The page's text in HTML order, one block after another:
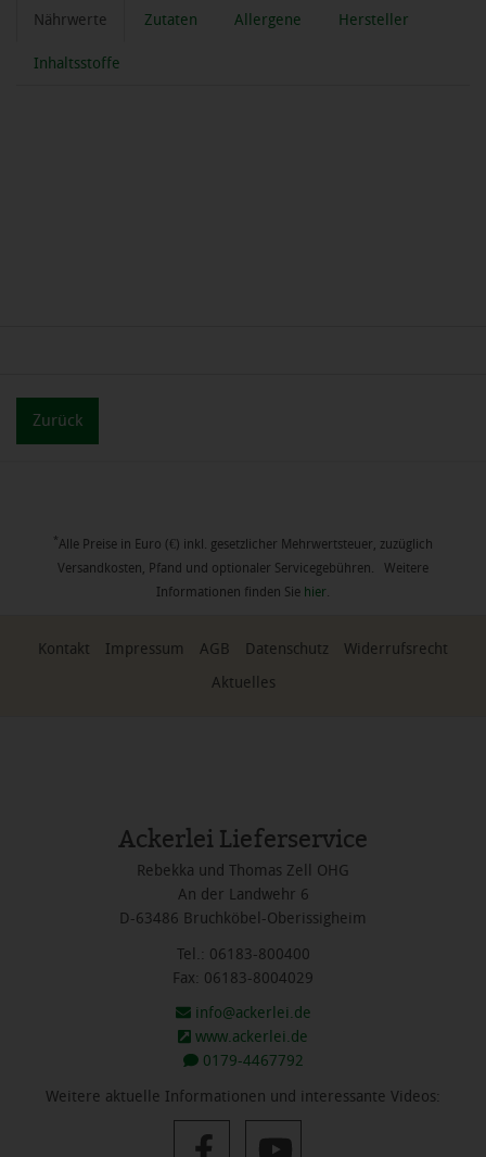
Nährwerte Zutaten Allergene Hersteller
Inhaltsstoffe
Zurück
* Alle Preise in Euro (€) inkl. gesetzlicher Mehrwertsteuer, zuzüglich
Versandkosten, Pfand und optionaler Servicegebühren. Weitere
Informationen finden Sie hier
Kontakt Impressum AGB Datenschutz
Widerrufsrecht
Aktuelles
Ackerlei Lieferservice
Rebekka und Thomas Zell OHG
An der Landwehr 6
D-63486 Bruchköbel-Oberissigheim
Tel.: 06183-800400
Fax: 06183-8004029
info@ackerlei.de
www.ackerlei.de
0179-4467792
Weitere aktuelle Informationen und interessante Videos: